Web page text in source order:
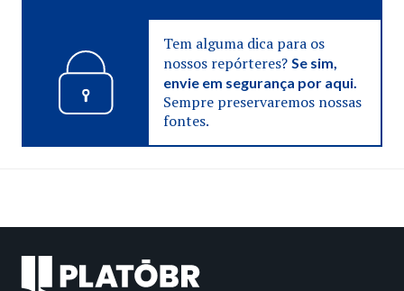
Tem alguma dica para os
nossos repórteres? Se sim,
envie em segurança por aqui.
Sempre preservaremos nossas
fontes.